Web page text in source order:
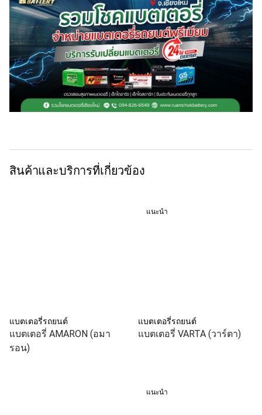
สินค้าและบริการที่เกี่ยวข้อง
แบตเตอรี่รถยนต์
แบตเตอรี่ AMARON (อมา
รอน)
แนะนำ
แบตเตอรี่รถยนต์
แบตเตอรี่ VARTA (วาร์ตา)
แนะนำ